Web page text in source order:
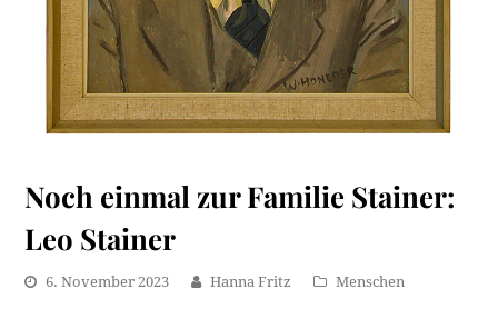
Noch einmal zur Familie Stainer:
Leo Stainer
6. November 2023 Hanna Fritz Menschen